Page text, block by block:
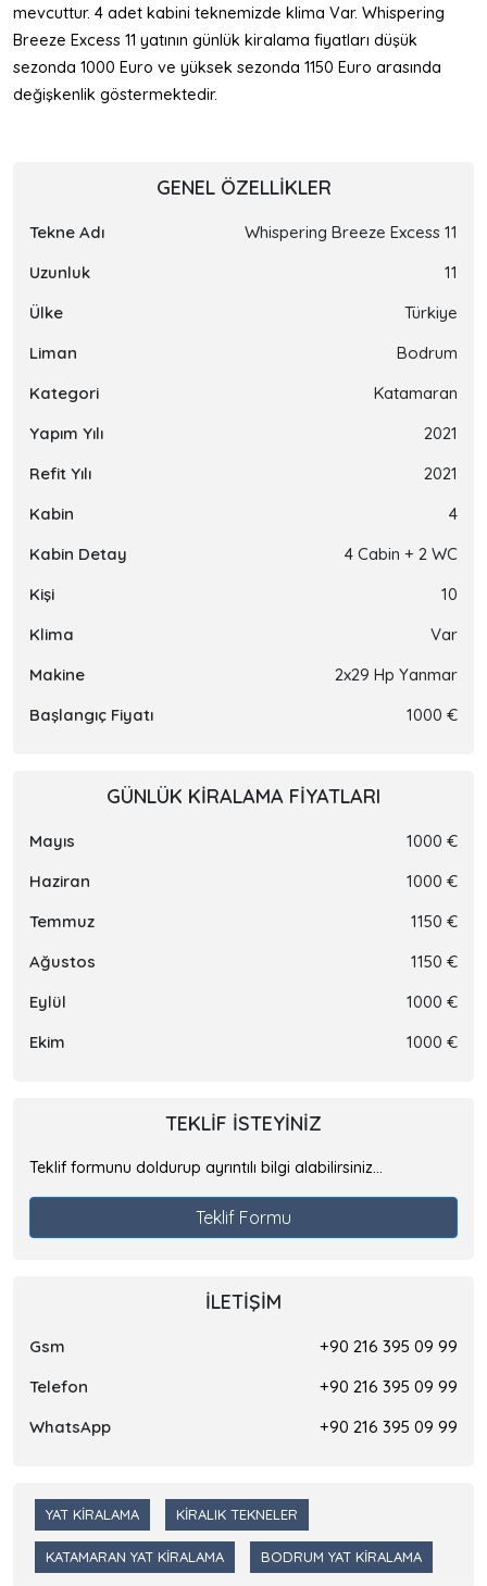
mevcuttur. 4 adet kabini teknemizde klima Var. Whispering
Breeze Excess 11 yatının günlük kiralama fiyatları düşük
sezonda 1000 Euro ve yüksek sezonda 1150 Euro arasında
değişkenlik göstermektedir.
GENEL ÖZELLIKLER
Tekne Adı
Whispering Breeze Excess 11
Uzunluk
11
Ülke
Türkiye
Liman
Bodrum
Kategori
Katamaran
Yapım Yılı
2021
Refit Yılı
2021
Kabin
4
Kabin Detay
4 Cabin + 2 WC
Kişi
10
Klima
Var
Makine
2x29 Hp Yanmar
Başlangıç Fiyatı
1000 €
GÜNLÜK KIRALAMA FIYATLARI
Mayıs
1000 €
Haziran
1000 €
Temmuz
1150 €
Ağustos
1150 €
Eylül
1000 €
Ekim
1000 €
TEKLIF ISTEYINIZ
Teklif formunu doldurup ayrıntılı bilgi alabilirsiniz...
Teklif Formu
İLETIŞIM
Gsm
+90 216 395 09 99
Telefon
+90 216 395 09 99
WhatsApp
+90 216 395 09 99
YAT KIRALAMA KIRALIK TEKNELER
KATAMARAN YAT KIRALAMA BODRUM YAT KIRALAMA